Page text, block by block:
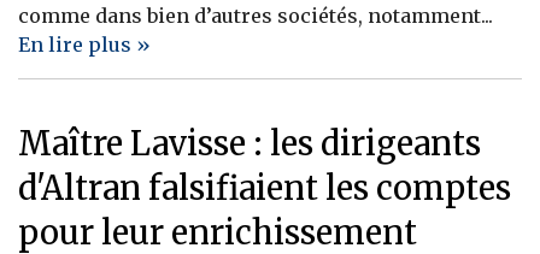
comme dans bien d’autres sociétés, notamment...
En lire plus »
Maître Lavisse : les dirigeants
d'Altran falsifiaient les comptes
pour leur enrichissement